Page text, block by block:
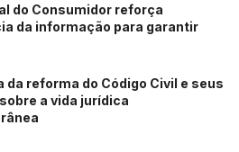
do Consumidor reforça
da informação para garantir
da reforma do Código Civil e seus
a vida jurídica